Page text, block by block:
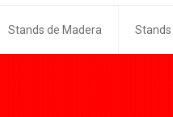
Stands de Madera